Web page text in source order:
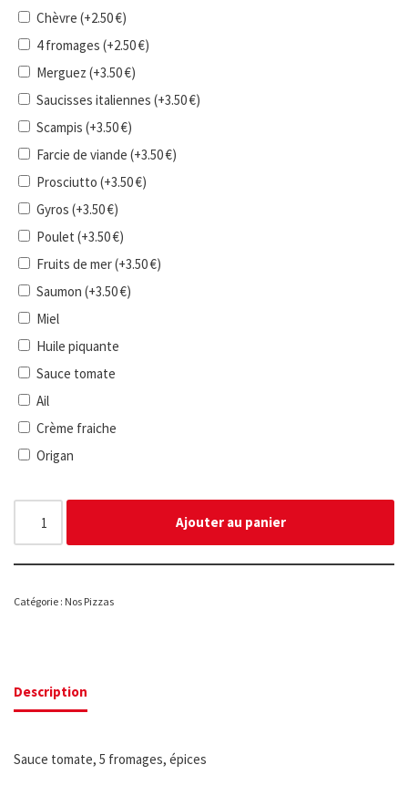
Chèvre (+2.50€)
4 fromages (+2.50€)
Merguez (+3.50€)
Saucisses italiennes (+3.50€)
Scampis (+3.50€)
Farcie de viande (+3.50€)
Prosciutto (+3.50€)
Gyros (+3.50€)
Poulet (+3.50€)
Fruits de mer(+3.50€)
Saumon (+3.50€)
Miel
Huile piquante
Sauce tomate
Ail
Crème fraiche
Origan
Ajouter au panier
Catégorie : Nos Pizzas
Description
Sauce tomate, 5 fromages, épices